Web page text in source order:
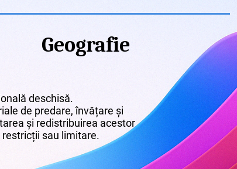
Geografie
deschisă.
de predare, învățare și
și redistribuirea acestor
sau limitare.